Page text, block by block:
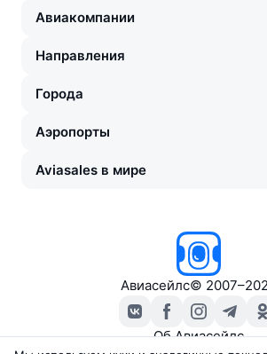
Авиакомпании
Направления
Города
Аэропорты
Aviasales в мире
Авиасейлс©
Об Авиасейлс